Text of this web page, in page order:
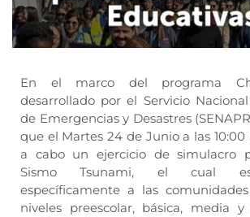
En el marco del programa
desarrollado por el Servicio
de Emergencias y Desastres
que el Martes 24 de Junio a las 10:00
a cabo un ejercicio de simulacro
Sismo Tsunami, el cual
específicamente a las
niveles preescolar, básica, media